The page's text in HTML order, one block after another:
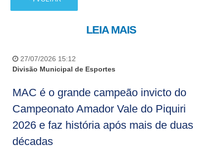
LEIA MAIS
27/07/2026 15:12
Divisão Municipal de Esportes
MAC é o grande campeão invicto do
Campeonato Amador Vale do Piquiri
2026 e faz história após mais de duas
décadas